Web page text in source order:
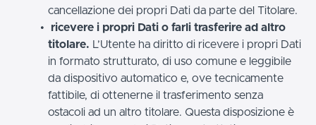
cancellazione dei propri Dati da parte del Titolare.
ricevere i propri Dati o farli trasferire ad altro
titolare. L’Utente ha diritto di ricevere i propri Dati
in formato strutturato, di uso comune e leggibile
da dispositivo automatico e, ove tecnicamente
fattibile, di ottenerne il trasferimento senza
ostacoli ad un altro titolare. Questa disposizione è